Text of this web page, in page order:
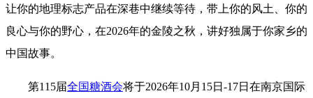
让你的地理标志产品在深巷中继续等待，带上你的风土、你的
良心与你的野心，在2026年的金陵之秋，讲好独属于你家乡的
中国故事。
第115届全国糖酒会将于2026年10月15日-17日在南京国际